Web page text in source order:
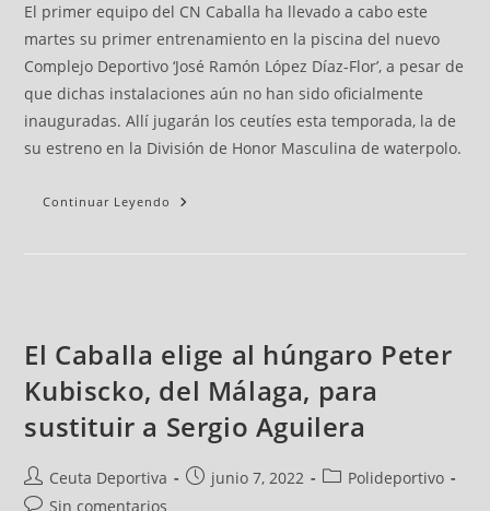
El primer equipo del CN Caballa ha llevado a cabo este
martes su primer entrenamiento en la piscina del nuevo
Complejo Deportivo ‘José Ramón López Díaz-Flor’, a pesar de
que dichas instalaciones aún no han sido oficialmente
inauguradas. Allí jugarán los ceutíes esta temporada, la de
su estreno en la División de Honor Masculina de waterpolo.
Continuar Leyendo
El Caballa elige al húngaro Peter
Kubiscko, del Málaga, para
sustituir a Sergio Aguilera
Ceuta Deportiva junio 7, 2022
Polideportivo
Sin comentarios